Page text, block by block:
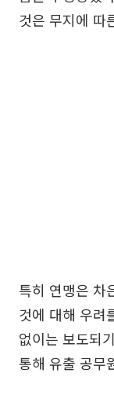
것은 무지에 따
특히 연맹은 차
것에 대해 우려
없이는 보도되
통해 유출 공무